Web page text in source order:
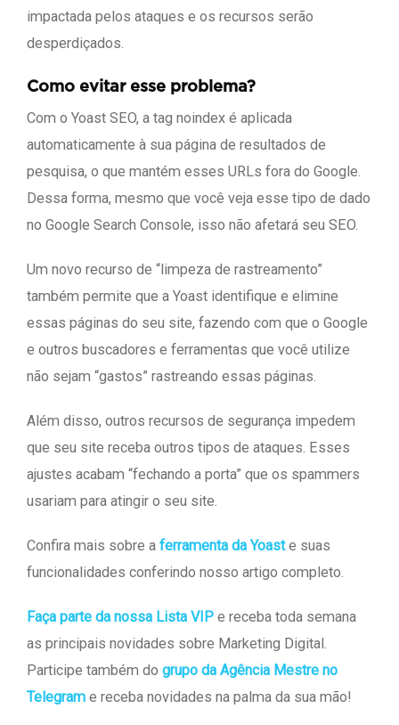
impactada pelos ataques e os recursos serão
desperdiçados.
Como evitar esse problema?
Com o Yoast SEO, a tag noindex é aplicada
automaticamente à sua página de resultados de
pesquisa, o que mantém esses URLs fora do Google.
Dessa forma, mesmo que você veja esse tipo de dado
no Google Search Console, isso não afetará seu SEO.
Um novo recurso de “limpeza de rastreamento”
também permite que a Yoast identifique e elimine
essas páginas do seu site, fazendo com que o Google
e outros buscadores e ferramentas que você utilize
não sejam “gastos” rastreando essas páginas.
Além disso, outros recursos de segurança impedem
que seu site receba outros tipos de ataques. Esses
ajustes acabam “fechando a porta” que os spammers
usariam para atingir o seu site.
Confira mais sobre a ferramenta da Yoaste suas
funcionalidades conferindo nosso artigo completo.
Faça parte da nossa Lista VIP e receba toda semana
as principais novidades sobre Marketing Digital.
Participe também do grupo da Agência Mestre no
Telegram e receba novidades na palma da sua mão!